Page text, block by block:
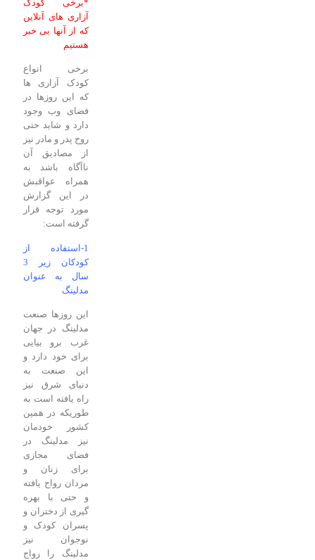
*برخی کودک
آزاری های آنلاین
که از آنها بی خبر
برخی انواع
کودک آزاری ها
که این روزها در
فضای وب وجود
دارد و شاید حتی
روح پدر و مادر نیز
از مصادیق آن
ناآگاه باشد به
همراه عواقبش
در این گزارش
مورد توجه قرار
گرفته است:
1-استفاده از
سال به عنوان
این روزها صنعت
مدلینگ در جهان
غرب برو بیایی
برای خود دارد و
این صنعت به
دنیای شرق نیز
راه یافته است به
طوریکه در همین
کشور خودمان
نیز مدلینگ در
فضای مجازی
برای زنان و
مردان رواج یافته
و حتی با بهره
گیری از دختران و
پسران کودک و
نوجوان نیز
مدلینگ را رواج